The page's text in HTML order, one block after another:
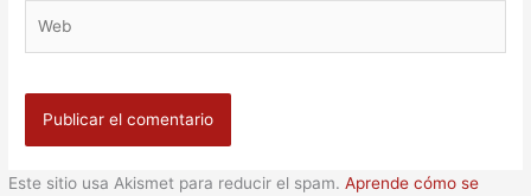
Este sitio usa Akismet para reducir el spam.Aprende cómo se